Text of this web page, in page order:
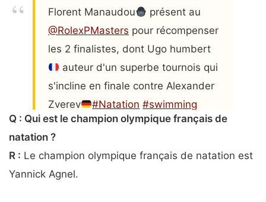
Florent Manaudou
présent au
@RolexPMasters pour récompenser
les 2 finalistes, dont Ugo humbert
auteur d'un superbe tournois qui
s'incline en finale contre Alexander
Zverev
#Natation #swimming
pic.twitter.com/FFaulesntw
— Actu natation (@actuswim)
November 3, 2024
Q : Qui est le champion olympique français de
natation ?
R : Le champion olympique français de natation est
Yannick Agnel.